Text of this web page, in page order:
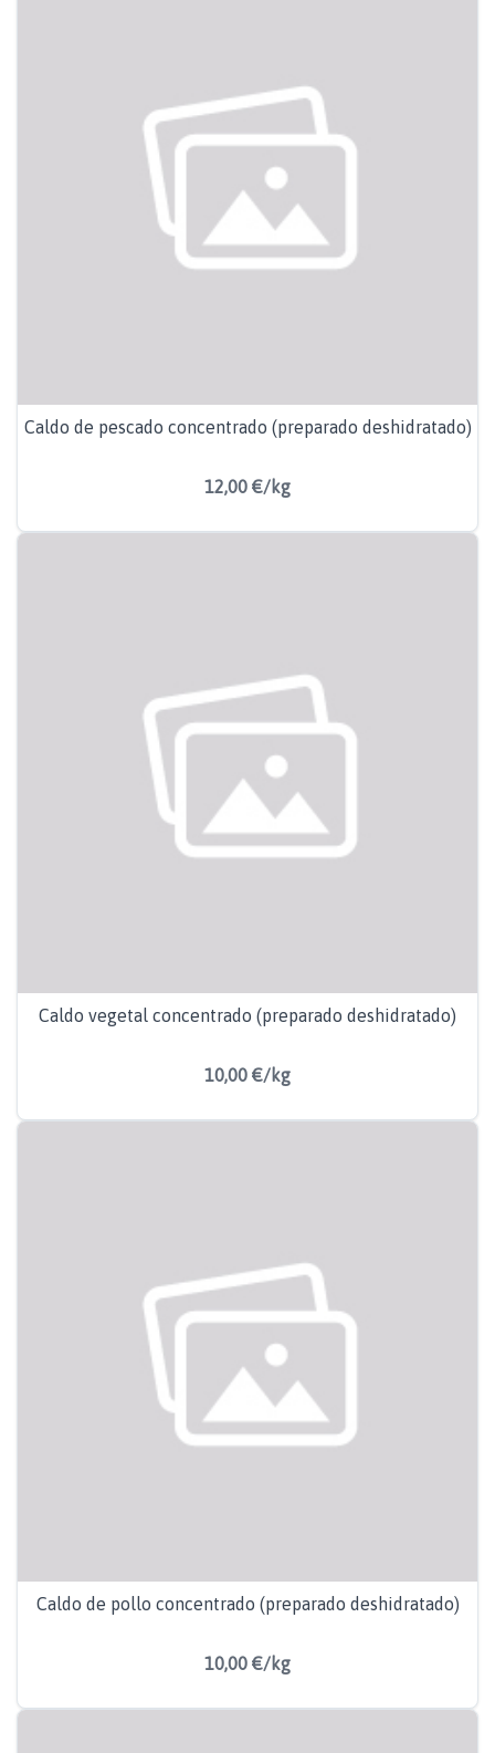
Caldo de pescado concentrado (preparado deshidratado)
12,00 €/kg
Caldo vegetal concentrado (preparado deshidratado)
10,00 €/kg
Caldo de pollo concentrado (preparado deshidratado)
10,00 €/kg